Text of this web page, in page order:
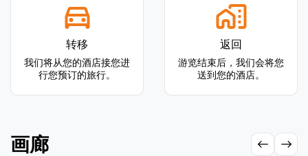
转移
我们将从您的酒店接您进
行您预订的旅行。
返回
游览结束后，我们会将您
送到您的酒店。
画廊